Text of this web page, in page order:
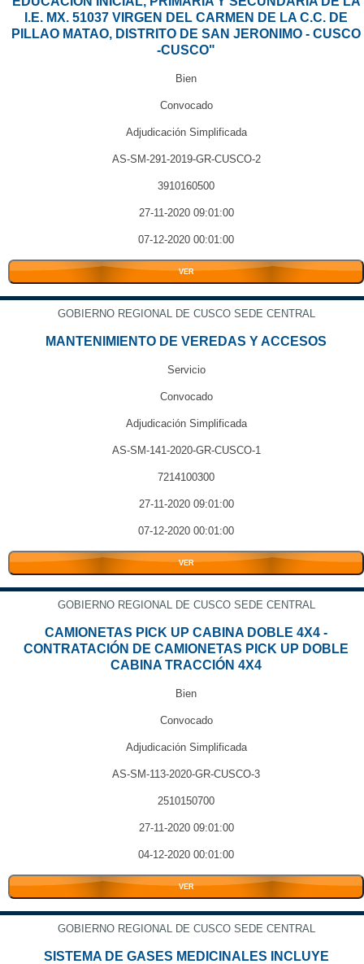
I.E. MX. 51037 VIRGEN DEL CARMEN DE LA C.C. DE
PILLAO MATAO, DISTRITO DE SAN JERONIMO - CUSCO
-CUSCO"
Bien
Convocado
Adjudicación Simplificada
AS-SM-291-2019-GR-CUSCO-2
3910160500
27-11-2020 09:01:00
07-12-2020 00:01:00
VER
GOBIERNO REGIONAL DE CUSCO SEDE CENTRAL
MANTENIMIENTO DE VEREDAS Y ACCESOS
Servicio
Convocado
Adjudicación Simplificada
AS-SM-141-2020-GR-CUSCO-1
7214100300
27-11-2020 09:01:00
07-12-2020 00:01:00
VER
GOBIERNO REGIONAL DE CUSCO SEDE CENTRAL
CAMIONETAS PICK UP CABINA DOBLE 4X4 -
CONTRATACIÓN DE CAMIONETAS PICK UP DOBLE
CABINA TRACCIÓN 4X4
Bien
Convocado
Adjudicación Simplificada
AS-SM-113-2020-GR-CUSCO-3
2510150700
27-11-2020 09:01:00
04-12-2020 00:01:00
VER
GOBIERNO REGIONAL DE CUSCO SEDE CENTRAL
SISTEMA DE GASES MEDICINALES INCLUYE